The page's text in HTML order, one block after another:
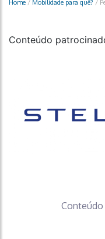
Home / Mobilidade para quê? /
Conteúdo